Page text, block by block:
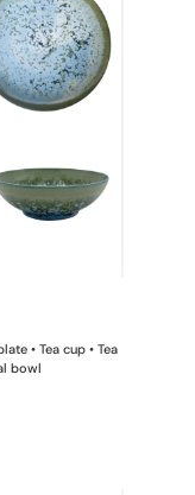
• Tea cup • Tea
bowl